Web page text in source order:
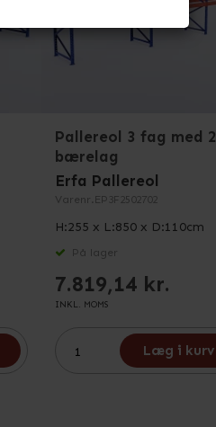
Pallereol 3 fag med 2
bærelag
Erfa Pallereol
Varenr. EP3F2502702
H:255 x L:850 x D:110cm
På lager
7.819,14 kr.
INKL. MOMS
Læg i kurv